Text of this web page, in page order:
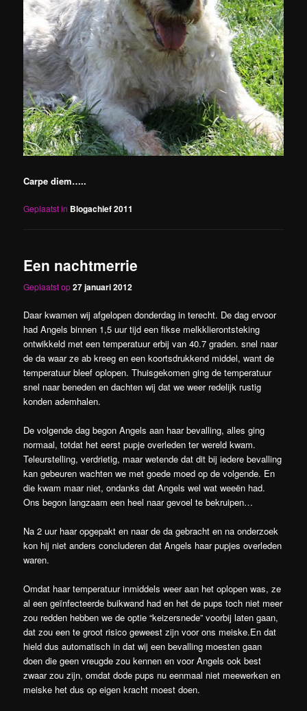
Carpe diem…..
Geplaatst in Blogachief 2011
Een nachtmerrie
Geplaatst op27 januari 2012
Daar kwamen wij afgelopen donderdag in terecht. De dag ervoor
had Angels binnen 1,5 uur tijd een fikse melkklierontsteking
ontwikkeld met een temperatuur erbij van 40.7 graden. snel naar
de da waar ze ab kreeg en een koortsdrukkend middel, want de
temperatuur bleef oplopen. Thuisgekomen ging de temperatuur
snel naar beneden en dachten wij dat we weer redelijk rustig
konden ademhalen.
De volgende dag begon Angels aan haar bevalling, alles ging
normaal, totdat het eerst pupje overleden ter wereld kwam.
Teleurstelling, verdrietig, maar wetende dat dit bij iedere bevalling
kan gebeuren wachten we met goede moed op de volgende. En
die kwam maar niet, ondanks dat Angels wel wat weeën had.
Ons begon langzaam een heel naar gevoel te bekruipen…
Na 2 uur haar opgepakt en naar de da gebracht en na onderzoek
kon hij niet anders concluderen dat Angels haar pupjes overleden
waren.
Omdat haar temperatuur inmiddels weer aan het oplopen was, ze
al een geïnfecteerde buikwand had en het de pups toch niet meer
zou redden hebben we de optie “keizersnede” voorbij laten gaan,
dat zou een te groot risico geweest zijn voor ons meiske.En dat
hield dus automatisch in dat wij een bevalling moesten gaan
doen die geen vreugde zou kennen en voor Angels ook best
zwaar zou zijn, omdat dode pups nu eenmaal niet meewerken en
meiske het dus op eigen kracht moest doen.